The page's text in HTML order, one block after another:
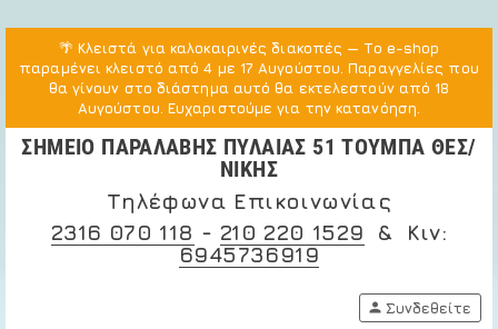
🌴 Κλειστά για καλοκαιρινές διακοπές — Το e-shop
παραμένει κλειστό από 4 με 17 Αυγούστου. Παραγγελίες που
θα γίνουν στο διάστημα αυτό θα εκτελεστούν από 18
Αυγούστου. Ευχαριστούμε για την κατανόηση.
ΣΗΜΕΙΟ ΠΑΡΑΛΑΒΗΣ ΠΥΛΑΙΑΣ 51 ΤΟΥΜΠΑ ΘΕΣ/
ΝΙΚΗΣ
Τηλέφωνα Επικοινωνίας
2316 070 118 - 210 220 1529 & Κιν:
6945736919
person Συνδεθείτε